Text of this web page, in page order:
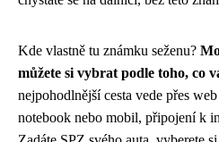
Kde vlastně tu známku seženu?
můžete si vybrat podle toho, co
nejpohodlnější cesta vede přes
notebook nebo mobil, připojení k